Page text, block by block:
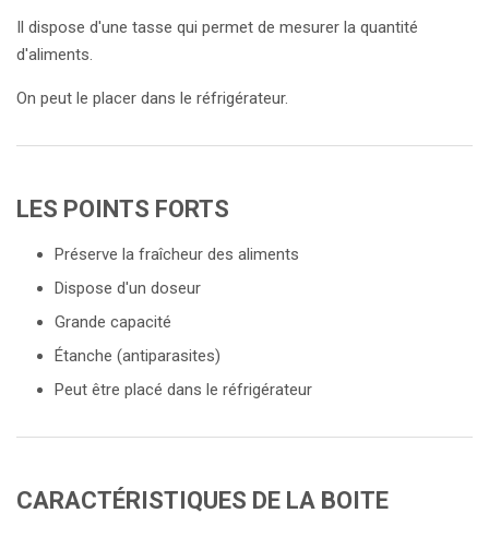
Il dispose d'une tasse qui permet de mesurer la quantité
d'aliments.
On peut le placer dans le réfrigérateur.
LES POINTS FORTS
Préserve la fraîcheur des aliments
Dispose d'un doseur
Grande capacité
Étanche (antiparasites)
Peut être placé dans le réfrigérateur
CARACTÉRISTIQUES DE LA BOITE